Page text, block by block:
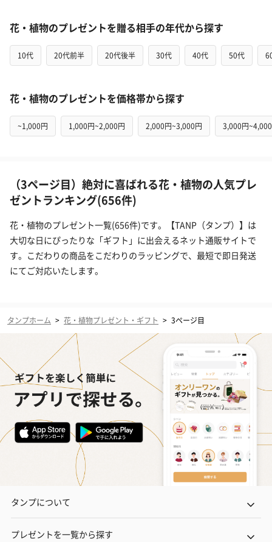
花・植物のプレゼントを贈る相手の年代から探す
10代 20代前半 20代後半 30代 40代 50代
花・植物のプレゼントを価格帯から探す
~1,000円 1,000円~2,000円 2,000円~3,000円 3,000円
（3ページ目）絶対に喜ばれる花・植物の人気プレ
ゼントランキング(656件)
花・植物のプレゼント一覧(656件)です。【TANP（タンプ）】は
大切な日にぴったりな「ギフト」に出会えるネット通販サイトで
す。こだわりの商品をこだわりのラッピングで、最短で即日発送
にてご対応いたします。
タンプホーム > 花・植物プレゼント・ギフト > 3ページ目
タンプについて
プレゼントを一覧から探す